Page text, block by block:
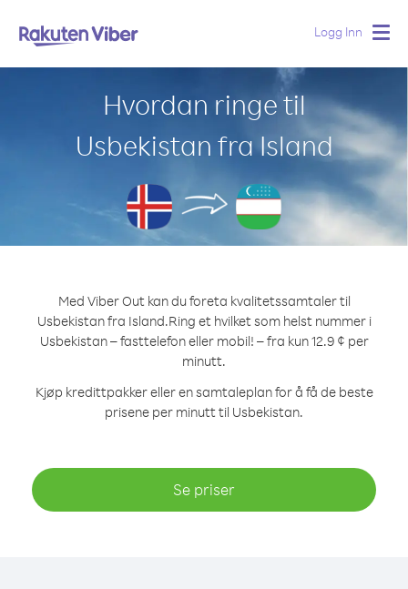
Logg Inn
Hvordan ringe til
Usbekistan fra Island
Med Viber Out kan du foreta kvalitetssamtaler til
Usbekistan fra Island.Ring et hvilket som helst nummer i
Usbekistan – fasttelefon eller mobil! – fra kun 12.9 ¢ per
minutt.
Kjøp kredittpakker eller en samtaleplan for å få de beste
prisene per minutt til Usbekistan.
Se priser